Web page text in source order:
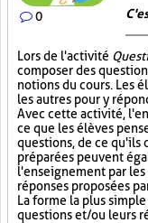
0
Lors de l'activité
composer des
notions du cours. Les
les autres pour y
Avec cette activité,
ce que les élèves
questions, de ce qu'ils
préparées peuvent
l'enseignement par
réponses proposées
La forme la plus
questions et/ou leurs